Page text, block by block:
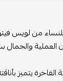
من لويس
العملية والجمال
يتميز